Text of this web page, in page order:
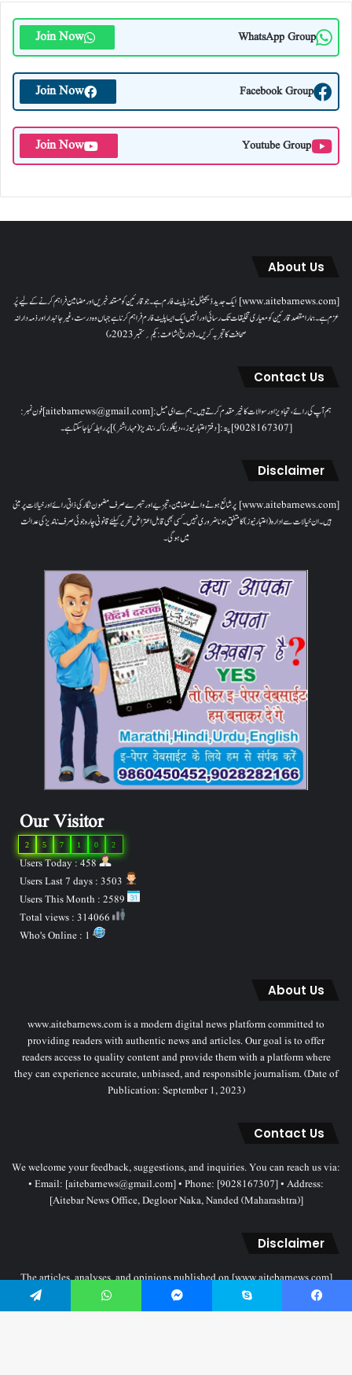
WhatsApp Group
Join Now
Facebook Group
Join Now
Youtube Group
Join Now
About Us
[www.aitebarnews.com] ایک جدید ڈیجیٹل نیوز پلیٹ فارم ہے۔ جو قارئین کو مستند خبریں اور مضامین فراہم کرنے کے لیے پُر
عزم ہے۔ ہمارا مقصدقارئین کو معیاری تخلیقات تک رسائی اور انہیں ایک ایسا پلیٹ فارم فراہم کرنا ہے جہاں وہ درست، غیر جانبدار اور ذمہ دارانہ
صحافت کا تجربہ کریں۔( تاریخ اشاعت : یکم؍ ستمبر 2023ء)
Contact Us
ہم آپ کی رائے، تجاویز اور سوالات کا خیرمقدم کرتے ہیں۔ ہم سےای میل: [aitebarnews@gmail.com]فون نمبر:
[9028167307]پتہ: [دفتر اعتبار نیوز، ، دیگلور ناکہ، ناندیڑ(مہاراشٹر) ] پر رابطہ کیا جاسکتا ہے۔
Disclaimer
[www.aitebarnews.com] پر شائع ہونے والے مضامین، تجزیے اور تبصرے صرف مضمون نگار کی ذاتی رائے اور خیالات پر مبنی
ہیں۔ ان خیالات سے ادارہ (اعتبار نیوز) کا متفق ہونا ضروری نہیں۔ کسی بھی قابل اعتراض تحریر کیلئے قانونی چارہ جوئی صرف ناندیڑ کی عدالت
میں ہوگی۔
Our Visitor
2
0
1
7
5
2
Users Today : 458
About Us
www.aitebarnews.com is a modern digital news platform committed to
providing readers with authentic news and articles. Our goal is to offer
readers access to quality content and provide them with a platform where
they can experience accurate, unbiased, and responsible journalism. (Date of
Publication: September 1, 2023)
Contact Us
We welcome your feedback, suggestions, and inquiries. You can reach us via:
• Email: [aitebarnews@gmail.com] • Phone: [9028167307] • Address:
[Aitebar News Office, Degloor Naka, Nanded (Maharashtra)]
Disclaimer
The articles, analyses, and opinions published on [www.aitebarnews.com]
solely represent the personal views and opinions of the authors. These views
do not necessarily reflect the stance of the Aitebar News management. Any
Facebook
Skype
Messenger
WhatsApp
Telegram